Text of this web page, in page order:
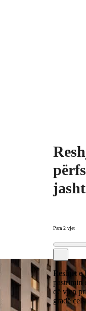
Para 2 vjet
Reshjet e
pastrimin
që vjen
gradë